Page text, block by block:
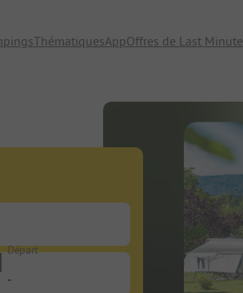
ThématiquesAppOffres de Last Minute
Départ
-